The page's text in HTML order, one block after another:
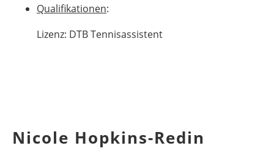
Qualifikationen:
Lizenz: DTB Tennisassistent
Nicole Hopkins-Redin